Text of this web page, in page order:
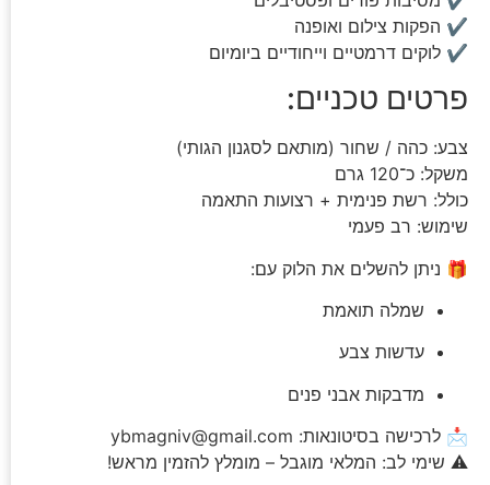
✔ הפקות צילום ואופנה
✔ לוקים דרמטיים וייחודיים ביומיום
פרטים טכניים:
צבע: כהה / שחור (מותאם לסגנון הגותי)
משקל: כ־120 גרם
כולל: רשת פנימית + רצועות התאמה
שימוש: רב פעמי
🎁 ניתן להשלים את הלוק עם:
שמלה תואמת
עדשות צבע
מדבקות אבני פנים
📩 לרכישה בסיטונאות: ybmagniv@gmail.com
⚠️ שימי לב: המלאי מוגבל – מומלץ להזמין מראש!